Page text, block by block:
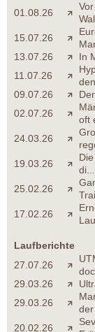
01.08.26
15.07.26
13.07.26
In
11.07.26
09.07.26
02.07.26
oft
24.03.26
19.03.26
di...
25.02.26
17.02.26
Laufberichte
27.07.26
29.03.26
29.03.26
20.02.26